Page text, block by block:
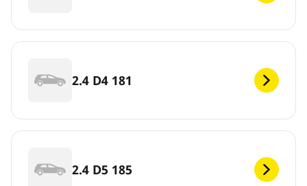
2.4 D4 181
2.4 D5 185